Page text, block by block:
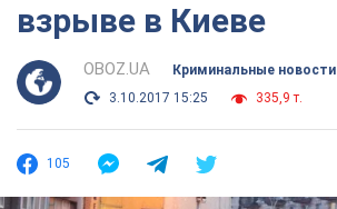
взрыве в Киеве
OBOZ.UA
Криминальные новости
3.10.2017 15:25
335,9 т.
105